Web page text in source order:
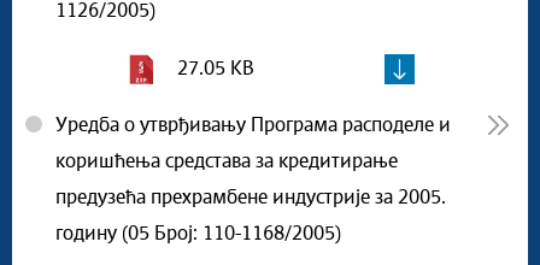
1126/2005)
27.05 KB
Уредба о утврђивању Програма расподеле и
коришћења средстава за кредитирање
предузећа прехрамбене индустрије за 2005.
годину (05 Број: 110-1168/2005)